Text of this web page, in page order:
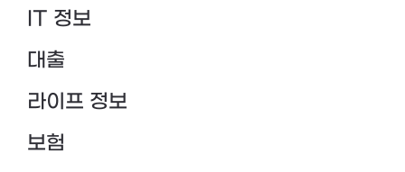
IT 정보
대출
라이프 정보
보험